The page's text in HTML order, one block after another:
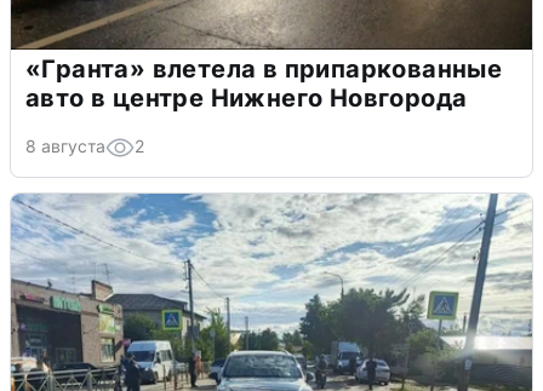
«Гранта» влетела в припаркованные
авто в центре Нижнего Новгорода
8 августа 2